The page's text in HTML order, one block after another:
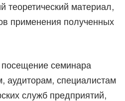
теоретический материал,
применения полученных
посещение семинара
аудиторам, специалистам
служб предприятий,